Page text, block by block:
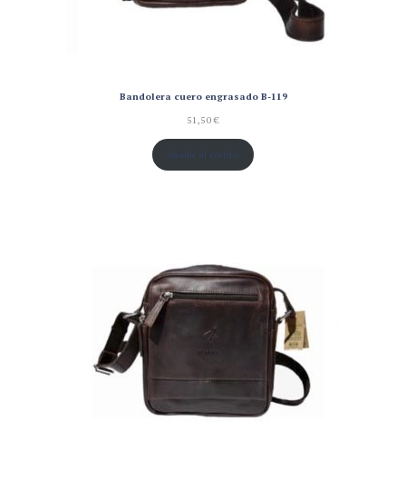
Bandolera cuero engrasado B-119
51,50€
Añadir al carrito